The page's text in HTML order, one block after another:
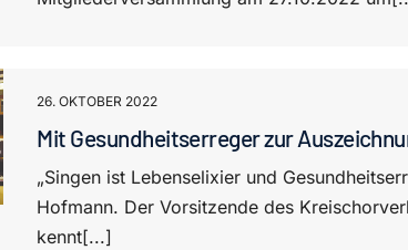
26. OKTOBER 2022
Mit Gesundheitserreger zur
„Singen ist Lebenselixier und
Hofmann. Der Vorsitzende des
kennt[...]